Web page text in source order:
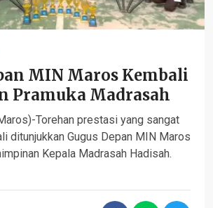
MIN Maros Kembali
Pramuka Madrasah
Torehan prestasi yang sangat
ditunjukkan Gugus Depan MIN Maros
Kepala Madrasah Hadisah.